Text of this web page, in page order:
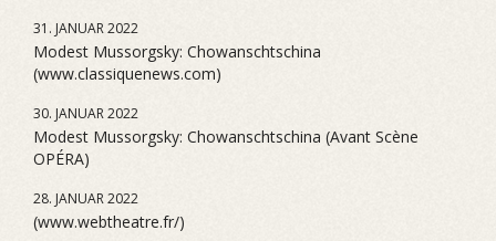
31. JANUAR 2022
Modest Mussorgsky: Chowanschtschina
(www.classiquenews.com)
30. JANUAR 2022
Modest Mussorgsky: Chowanschtschina (Avant Scène
OPÉRA)
28. JANUAR 2022
(www.webtheatre.fr/)